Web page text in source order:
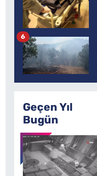
6
Geçen Yıl
Bugün